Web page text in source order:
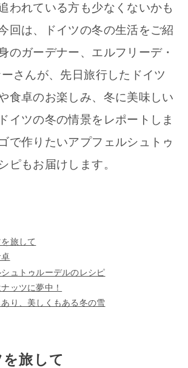
われている方も少なくないかも
回は、ドイツの冬の生活をご紹
のガーデナー、エルフリーデ・
さんが、先日旅行したドイツ
食卓のお楽しみ、冬に美味しい
イツの冬の情景をレポートしま
で作りたいアプフェルシュトゥ
ピもお届けします。
旅して
ュトゥルーデルのレシピ
ッツに夢中！
り、美しくもある冬の雪
旅して